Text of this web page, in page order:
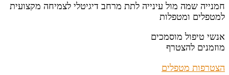
חמנייה שמה מול עינייה לתת מרחב דיגיטלי לצמיחה מקצועית
למטפלים ומטפלות
אנשי טיפול מוסמכים
מוזמנים להצטרף
הצטרפות מטפלים